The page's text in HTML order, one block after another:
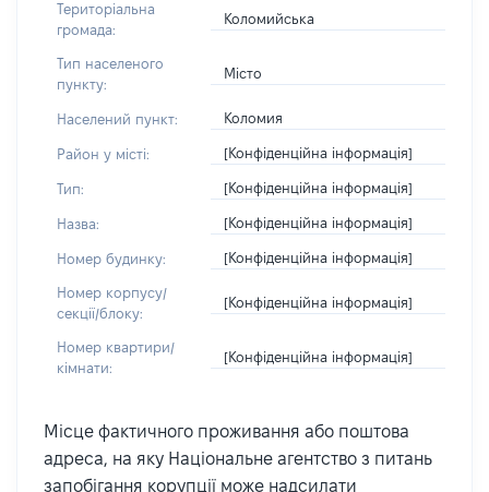
Територіальна
громада:
Коломийська
Тип населеного
пункту:
Місто
Населений пункт: Коломия
Район у місті: [Конфіденційна інформація]
Тип: [Конфіденційна інформація]
Назва: [Конфіденційна інформація]
Номер будинку: [Конфіденційна інформація]
Номер корпусу/
секції/блоку:
[Конфіденційна інформація]
Номер квартири/
кімнати:
[Конфіденційна інформація]
Місце фактичного проживання або поштова
адреса, на яку Національне агентство з питань
запобігання корупції може надсилати